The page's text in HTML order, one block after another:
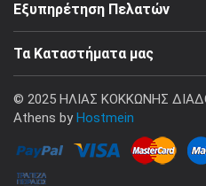
Εξυπηρέτηση Πελατών
Τα Καταστήματα μας
© 2025 ΗΛΙΑΣ ΚΟΚΚΩΝΗΣ
Athens by Hostmein